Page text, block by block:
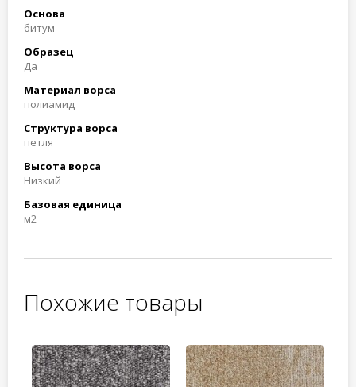
Основа
битум
Образец
Да
Материал ворса
полиамид
Структура ворса
петля
Высота ворса
Низкий
Базовая единица
м2
Похожие товары